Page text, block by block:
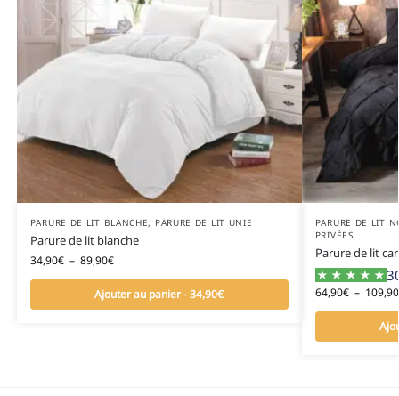
PARURE DE LIT BLANCHE, PARURE DE LIT UNIE
Parure de lit blanche
34,90€ – 89,90€
Ajouter au panier - 34,90€
PARURE DE LIT
PRIVÉES
Parure de lit
64,90€ – 109,90